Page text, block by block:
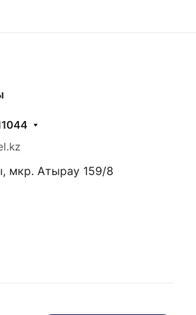
мкр. Атырау 159/8